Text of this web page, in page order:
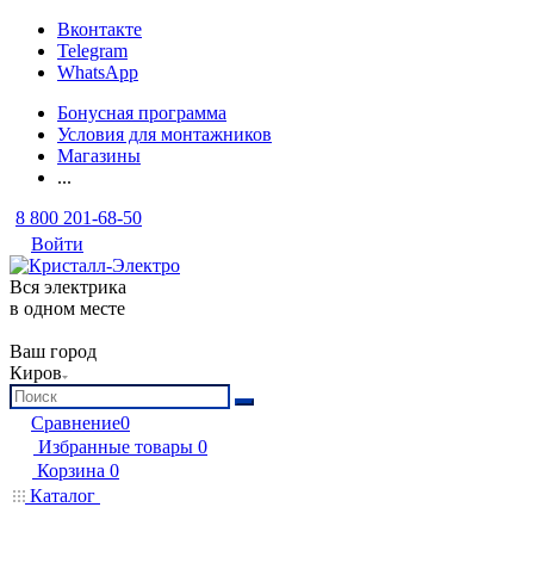
Вконтакте
Telegram
WhatsApp
Бонусная программа
Условия для монтажников
Магазины
...
8 800 201-68-50
Войти
Вся электрика
в одном месте
Ваш город
Киров
Сравнение0
Избранные товары 0
Корзина 0
Каталог